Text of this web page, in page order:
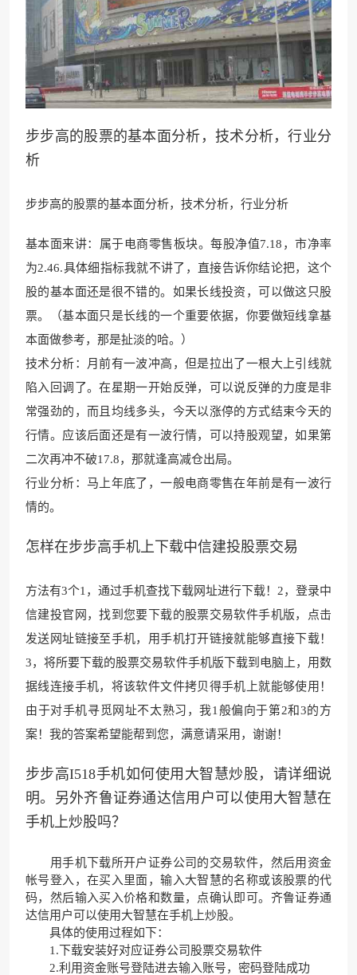
步步高的股票的基本面分析，技术分析，行业分
析
步步高的股票的基本面分析，技术分析，行业分析
基本面来讲：属于电商零售板块。每股净值7.18，市净率
为2.46.具体细指标我就不讲了，直接告诉你结论把，这个
股的基本面还是很不错的。如果长线投资， 可以做这只股
票。（基本面只是长线的一个重要依据，你要做短线拿基
本面做参考，那是扯淡的哈。）
技术分析：月前有一波冲高，但是拉出了一根大上引线就
陷入回调了。在星期一开始反弹，可以说反弹的力度是非
常强劲的，而且均线多头，今天以涨停的方式结束今天的
行情。应该后面还是有一波行情，可以持股观望，如果第
二次再冲不破17.8，那就逢高减仓出局。
行业分析：马上年底了，一般电商零售在年前是有一波行
情的。
怎样在步步高手机上下载中信建投股票交易
方法有3个1，通过手机查找下载网址进行下载！2，登录中
信建投官 网，找到您要下载的股票交易软件手机版，点击
发送网址链接至手机，用手机打开链接就能够直接下载！
3，将所要下载的股票交易软件手机版下载到电脑上，用数
据线连接手机，将该软件文件拷贝得手机上就能够使用！
由于对手机寻觅网址不太熟习，我1般偏向于第2和3的方
案！我的答案希望能帮到您，满意请采用，谢谢！
步步高I518手机如何使用大智慧炒股，请详细说
明。另外齐鲁证券通达信用户可以使用大智慧在
手机上炒股吗？
用手机下载所开户证券公司的交易软件，然后用资金
帐号登入，在买入里面，输入大智慧的名称或该股票的代
码，然后输入买入价格和数量，点确认即可。齐鲁证券通
达信用户可以使用大智慧在手机上炒股。
具体的使用过程如下：
1.下载安装好对应证券公司股票交易软件
2.利用资金账号登陆进去输入账号，密码登陆成功